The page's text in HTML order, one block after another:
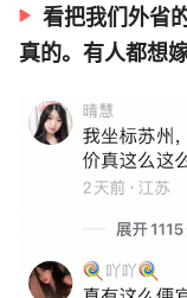
看把我们外省
真的。有人都想